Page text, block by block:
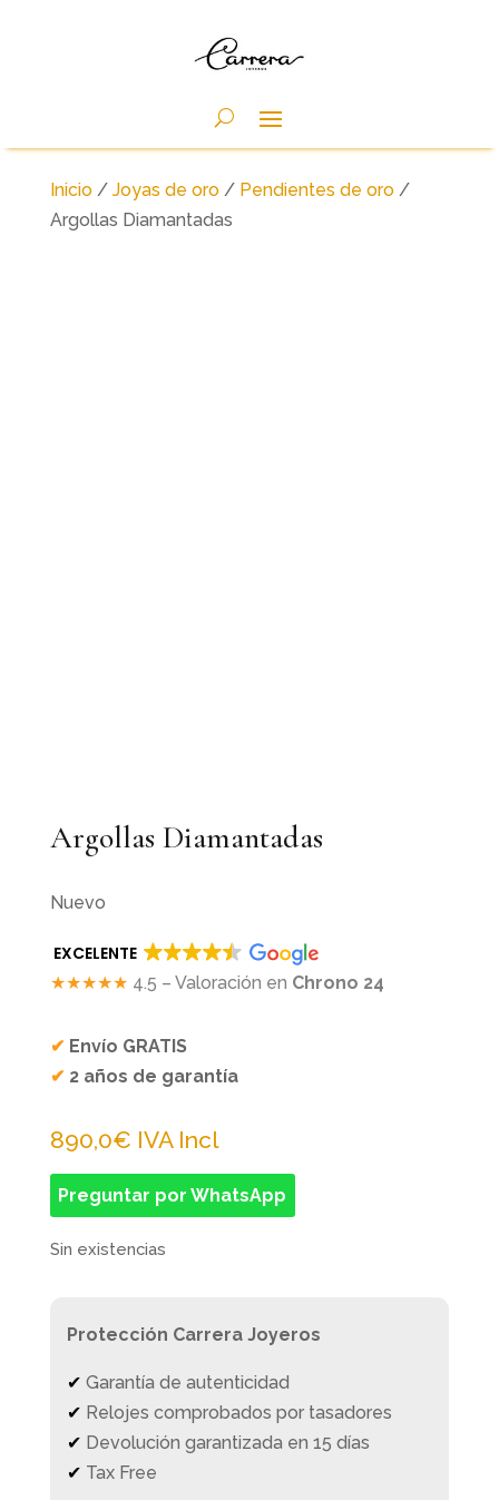
Inicio/ Joyas de oro/ Pendientes de oro/
Argollas Diamantadas
Argollas Diamantadas
Nuevo
EXCELENTE
★★★★★ 4.5 – Valoración en Chrono 24
✔ Envío GRATIS
✔ 2 años de garantía
890,0€ IVA Incl
Preguntar por WhatsApp
Sin existencias
Protección Carrera Joyeros
✔ Garantía de autenticidad
✔ Relojes comprobados por tasadores
✔ Devolución garantizada en 15 días
✔ Tax Free